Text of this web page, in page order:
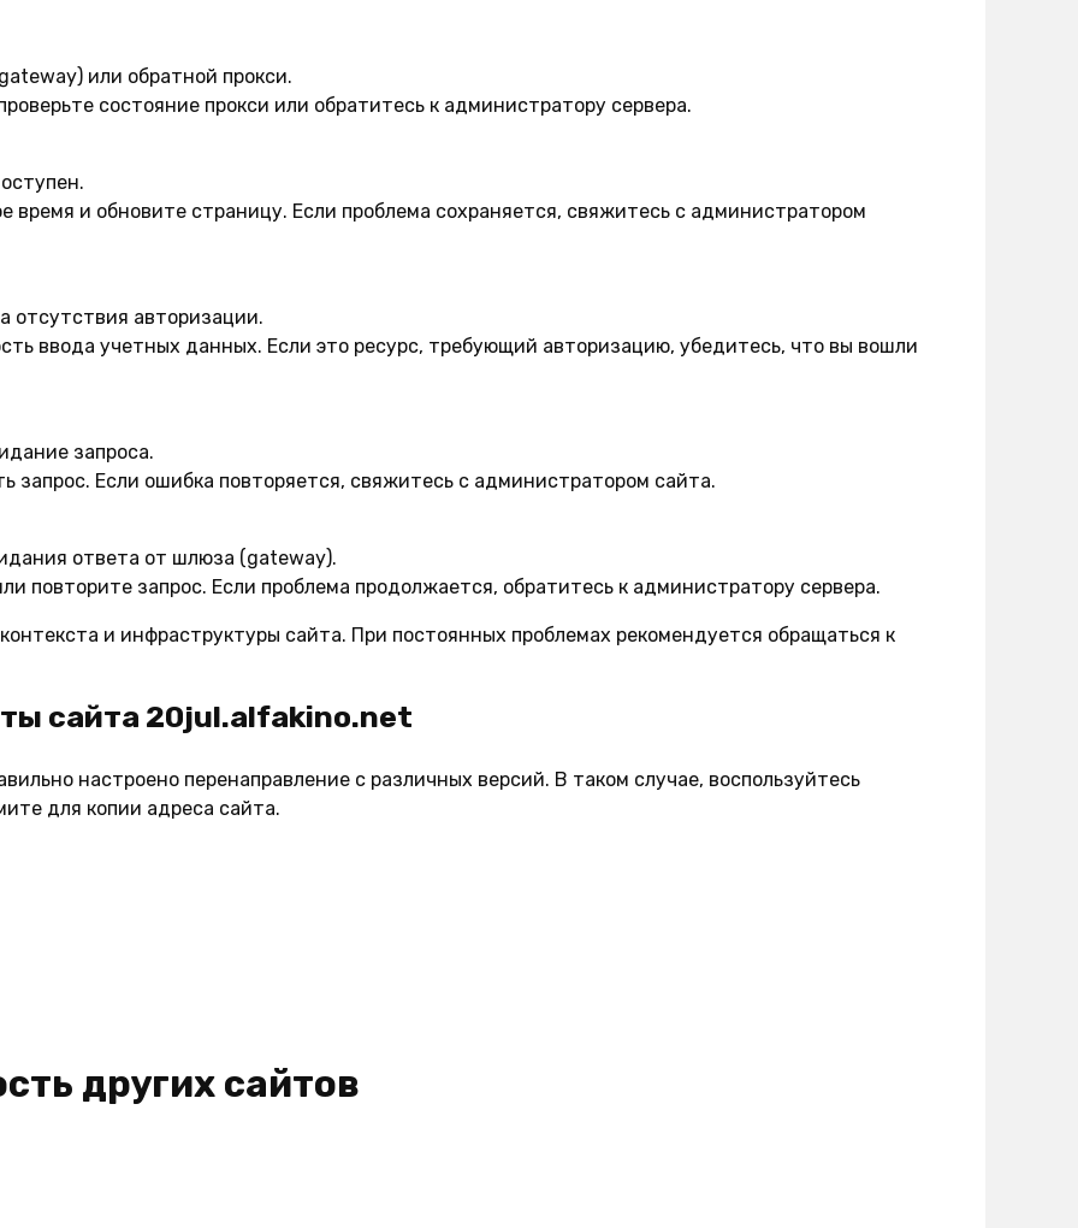
или обратной прокси.
состояние прокси или обратитесь к администратору сервера.
и обновите страницу. Если проблема сохраняется, свяжитесь с администратором
отсутствия авторизации.
ввода учетных данных. Если это ресурс, требующий авторизацию, убедитесь, что вы вошли
запроса.
запрос. Если ошибка повторяется, свяжитесь с администратором сайта.
ответа от шлюза (gateway).
повторите запрос. Если проблема продолжается, обратитесь к администратору сервера.
и инфраструктуры сайта. При постоянных проблемах рекомендуется обращаться к
сайта 20jul.alfakino.net
настроено перенаправление с различных версий. В таком случае, воспользуйтесь
для копии адреса сайта.
других сайтов